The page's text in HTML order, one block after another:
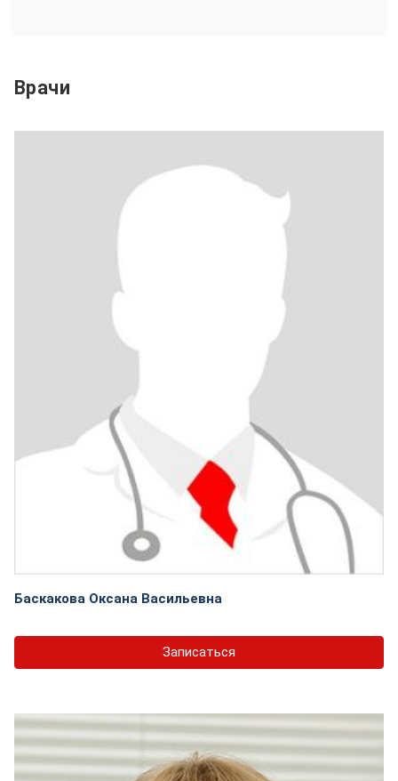
Врачи
Баскакова Оксана Васильевна
Записаться